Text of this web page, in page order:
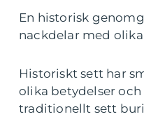
En historisk
nackdelar med
Historiskt sett har
olika betydelser och
traditionellt sett